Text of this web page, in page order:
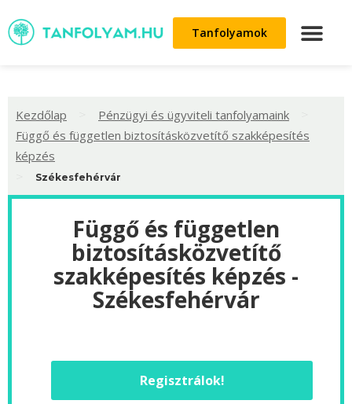
Tanfolyamok
Kezdőlap Pénzügyi és ügyviteli tanfolyamaink
Függő és független biztosításközvetítő szakképesítés
képzés
Székesfehérvár
Függő és független
biztosításközvetítő
szakképesítés képzés -
Székesfehérvár
Regisztrálok!